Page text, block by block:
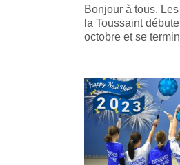
Bonjour à tous,
la Toussaint
octobre et se